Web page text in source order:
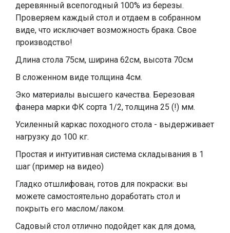
деревянный всепогодный 100% из березы.
Проверяем каждый стол и отдаем в собранном
виде, что исключает возможность брака. Свое
производство!
Длина стола 75см, ширина 62см, высота 70см
В сложенном виде толщина 4см.
Эко материалы высшего качества. Березовая
фанера марки ФК сорта 1/2, толщина 25 (!) мм.
Усиленный каркас походного стола - выдерживает
нагрузку до 100 кг.
Простая и интуитивная система складывания в 1
шаг (пример на видео)
Гладко отшлифован, готов для покраски: вы
можете самостоятельно доработать стол и
покрыть его маслом/лаком.
Садовый стол отлично подойдет как для дома,